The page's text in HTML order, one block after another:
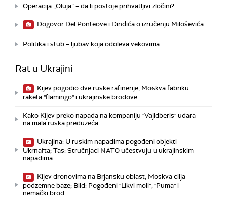
Operacija „Oluja” – da li postoje prihvatljivi zločini?
Dogovor Del Ponteove i Đinđića o izručenju Miloševića
Politika i stub – ljubav koja odoleva vekovima
Rat u Ukrajini
Kijev pogodio dve ruske rafinerije, Moskva fabriku
raketa "flamingo" i ukrajinske brodove
Kako Kijev preko napada na kompaniju "Vajldberis" udara
na mala ruska preduzeća
Ukrajina: U ruskim napadima pogođeni objekti
Ukrnafta; Tas: Stručnjaci NATO učestvuju u ukrajinskim
napadima
Kijev dronovima na Brjansku oblast, Moskva cilja
podzemne baze; Bild: Pogođeni "Likvi moli", "Puma" i
nemački brod